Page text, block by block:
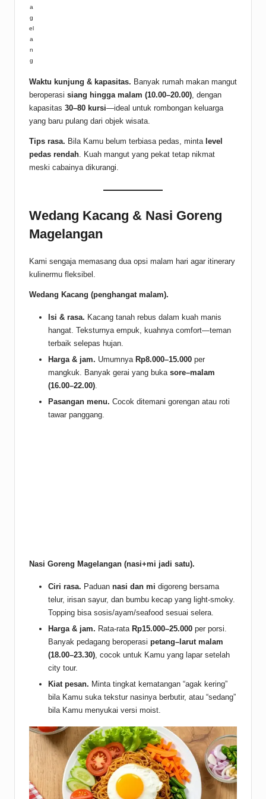
a
g
el
a
n
g
Waktu kunjung & kapasitas. Banyak rumah makan mangut
beroperasi siang hingga malam (10.00–20.00), dengan
kapasitas 30–80 kursi—ideal untuk rombongan keluarga
yang baru pulang dari objek wisata.
Tips rasa. Bila Kamu belum terbiasa pedas, minta level
pedas rendah. Kuah mangut yang pekat tetap nikmat
meski cabainya dikurangi.
Wedang Kacang & Nasi Goreng
Magelangan
Kami sengaja memasang dua opsi malam hari agar itinerary
kulinermu fleksibel.
Wedang Kacang (penghangat malam).
Isi & rasa. Kacang tanah rebus dalam kuah manis
hangat. Teksturnya empuk, kuahnya comfort—teman
terbaik selepas hujan.
Harga & jam. Umumnya Rp8.000–15.000 per
mangkuk. Banyak gerai yang buka sore–malam
(16.00–22.00)
Pasangan menu. Cocok ditemani gorengan atau roti
tawar panggang.
Nasi Goreng Magelangan (nasi+mi jadi satu).
Ciri rasa. Paduan nasi dan mi digoreng bersama
telur, irisan sayur, dan bumbu kecap yang light-smoky.
Topping bisa sosis/ayam/seafood sesuai selera.
Harga & jam. Rata-rata Rp15.000–25.000 per porsi.
Banyak pedagang beroperasi petang–larut malam
(18.00–23.30) , cocok untuk Kamu yang lapar setelah
city tour.
Kiat pesan. Minta tingkat kematangan “agak kering”
bila Kamu suka tekstur nasinya berbutir, atau “sedang”
bila Kamu menyukai versi moist.